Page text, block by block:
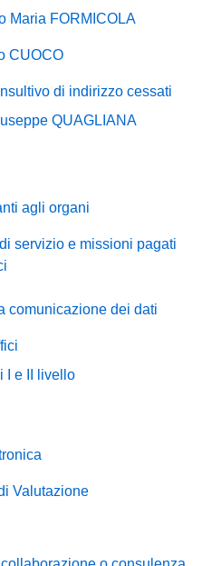
Maria FORMICOLA
CUOCO
di indirizzo cessati
QUAGLIANA
agli organi
servizio e missioni pagati
comunicazione dei dati
I e II livello
Valutazione